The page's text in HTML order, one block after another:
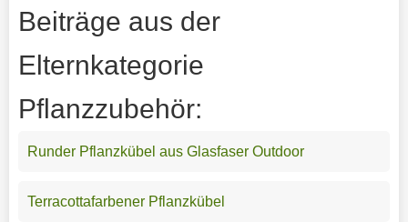
Beiträge aus der
Elternkategorie
Pflanzzubehör:
Runder Pflanzkübel aus Glasfaser Outdoor
Terracottafarbener Pflanzkübel